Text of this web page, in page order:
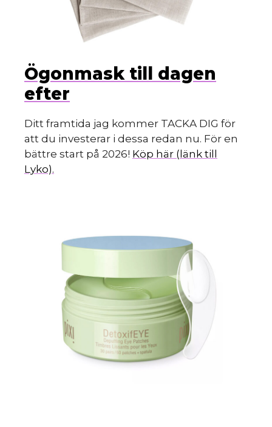
Ögonmask till dagen
efter
Ditt framtida jag kommer TACKA DIG för
att du investerar i dessa redan nu. För en
bättre start på 2026! Köp här (länk till
Lyko).